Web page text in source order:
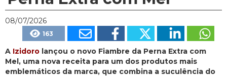
08/07/2026
163
A Izidoro lançou o novo Fiambre da Perna Extra com
Mel, uma nova receita para um dos produtos mais
emblemáticos da marca, que combina a suculência do